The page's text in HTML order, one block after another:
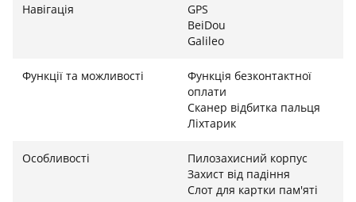
Навігація
GPS
BeiDou
Galileo
Функції та можливості
Функція безконтактної
оплати
Сканер відбитка пальця
Ліхтарик
Особливості
Пилозахисний корпус
Захист від падіння
Слот для картки пам'яті